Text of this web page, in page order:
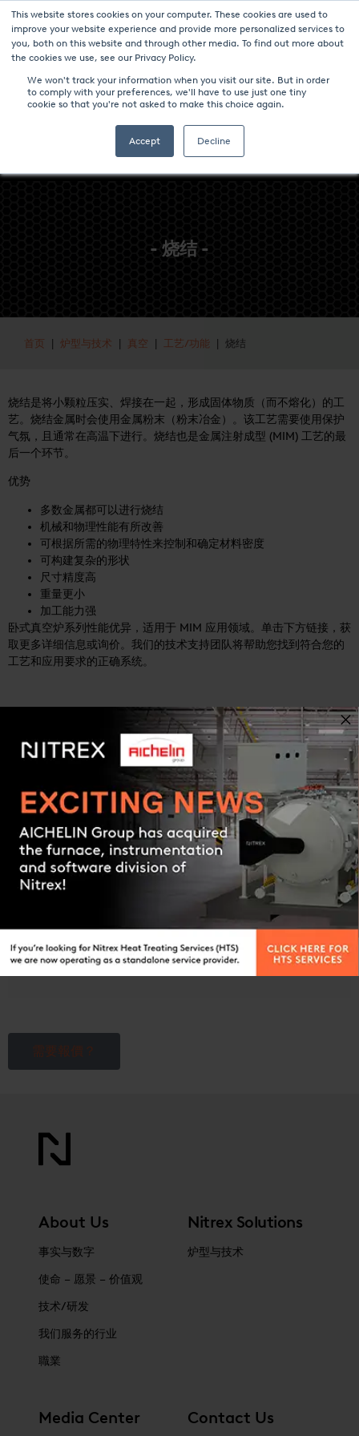
This website stores cookies on your computer. These cookies are used to
improve your website experience and provide more personalized services to
you, both on this website and through other media. To find out more about
the cookies we use, see our Privacy Policy.
We won't track your information when you visit our site. But in order
to comply with your preferences, we'll have to use just one tiny
cookie so that you're not asked to make this choice again.
Accept Decline
新聞與事件 媒体中心 加入我们
- 烧结 -
首页 炉型与技术 真空 工艺/功能 | 烧结
烧结是将小颗粒压实、焊接在一起，形成固体物质（而不熔化）的工
艺。烧结金属时会使用金属粉末（粉末冶金）。该工艺需要使用保护
气氛，且通常在高温下进行。烧结也是金属注射成型 (MIM) 工艺的最
后一个环节。
优势
多数金属都可以进行烧结
机械和物理性能有所改善
可根据所需的物理特性来控制和确定材料密度
可构建复杂的形状
尺寸精度高
重量更小
加工能力强
卧式真空炉系列性能优异，适用于 MIM 应用领域。单击下方链接，获
取更多详细信息或询价。我们的技术支持团队将帮助您找到符合您的
工艺和应用要求的正确系统。
獲取更多信息
需要報價？
About Us
事实与数字
使命 – 愿景 – 价值观
技术/研发
我们服务的行业
職業
Nitrex Solutions
炉型与技术
Media Center Contact Us
Contact us